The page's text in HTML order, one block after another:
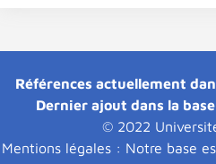
Références actuellement
Dernier ajout dans la
© 2022
Mentions légales : Notre base